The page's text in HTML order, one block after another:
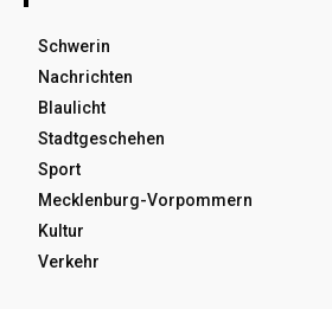
Schwerin
Nachrichten
Blaulicht
Stadtgeschehen
Sport
Mecklenburg-Vorpommern
Kultur
Verkehr